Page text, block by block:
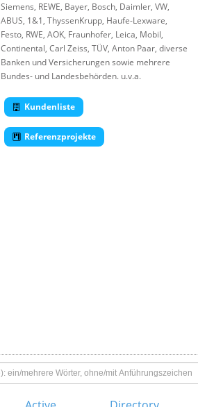
Siemens, REWE, Bayer, Bosch, Daimler, VW,
ABUS, 1&1, ThyssenKrupp, Haufe-Lexware,
Festo, RWE, AOK, Fraunhofer, Leica, Mobil,
Continental, Carl Zeiss, TÜV, Anton Paar, diverse
Banken und Versicherungen sowie mehrere
Bundes- und Landesbehörden. u.v.a.
Kundenliste
Referenzprojekte